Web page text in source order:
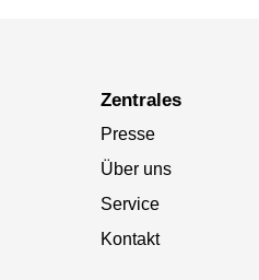
Zentrales
Presse
Über uns
Service
Kontakt